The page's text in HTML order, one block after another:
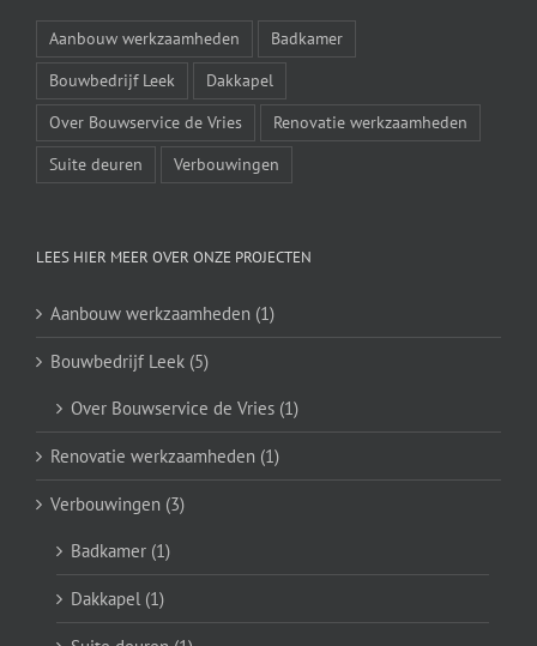
Aanbouw werkzaamheden
Badkamer
Bouwbedrijf Leek
Dakkapel
Over Bouwservice de Vries
Renovatie werkzaamheden
Suite deuren
Verbouwingen
LEES HIER MEER OVER ONZE PROJECTEN
Aanbouw werkzaamheden (1)
Bouwbedrijf Leek (5)
Over Bouwservice de Vries (1)
Renovatie werkzaamheden (1)
Verbouwingen (3)
Badkamer (1)
Dakkapel (1)